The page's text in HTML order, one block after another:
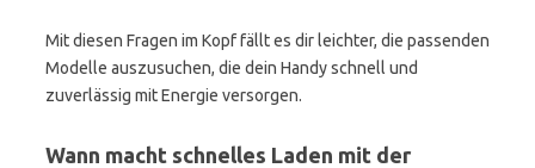
Mit diesen Fragen im Kopf fällt es dir leichter, die passenden
Modelle auszusuchen, die dein Handy schnell und
zuverlässig mit Energie versorgen.
Wann macht schnelles Laden mit der